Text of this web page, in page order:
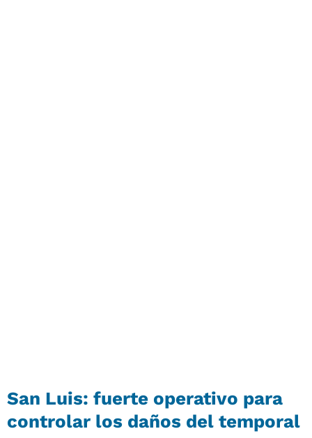
San Luis: fuerte operativo para
controlar los daños del temporal